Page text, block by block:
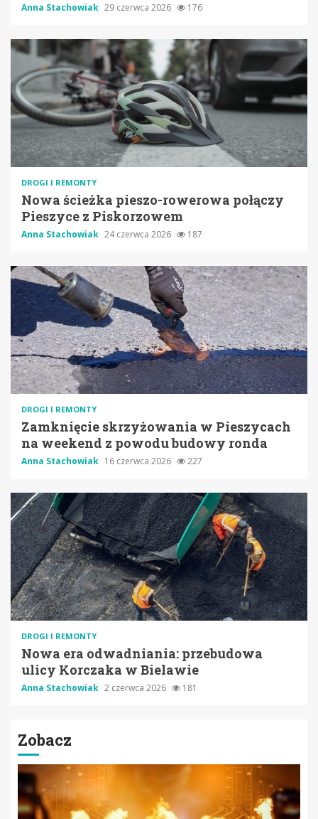
Anna Stachowiak 29 czerwca 2026 176
DROGI I REMONTY
Nowa ścieżka pieszo-rowerowa połączy
Pieszyce z Piskorzowem
Anna Stachowiak 24 czerwca 2026 187
DROGI I REMONTY
Zamknięcie skrzyżowania w Pieszycach
na weekend z powodu budowy ronda
Anna Stachowiak 16 czerwca 2026 227
DROGI I REMONTY
Nowa era odwadniania: przebudowa
ulicy Korczaka w Bielawie
Anna Stachowiak 2 czerwca 2026 181
Zobacz